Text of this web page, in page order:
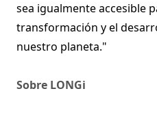
sea igualmente accesible
transformación y el
nuestro planeta."
Sobre LONGi